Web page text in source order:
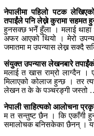
नेपालीमा पहिलो पटक
तपाईंले पनि लेख्ने कुरामा सहमत
हुनसक्छ भनेँ हुँला । मलाई
अफर आएको थियो । मेरो
जमातमा म उपन्यास लेख्न सक्दै
संयुक्त उपन्यास लेखनबारे
मलाई त खास राम्रो लाग्दैन
मिलाएको कोलाज हुन्छ । तर
लेखन त के के पञ्चरङ्गी जस्तो
नेपाली साहित्यको आलोचना
म त सन्तुष्ट छैन । कि एकाँगी
समालोचक बनिसकेका छैनन् ।